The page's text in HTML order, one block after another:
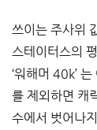
쓰이는 주사위
스테이터스의
‘워해머 40k’ 는
를 제외하면 캐
수에서 벗어나